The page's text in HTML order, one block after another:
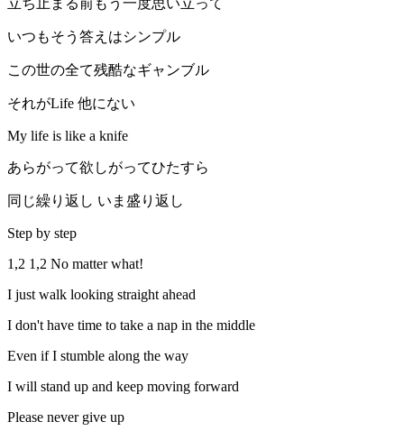
立ち止まる前もう一度思い立って
いつもそう答えはシンプル
この世の全て残酷なギャンブル
それがLife 他にない
My life is like a knife
あらがって欲しがってひたすら
同じ繰り返し いま盛り返し
Step by step
1,2 1,2 No matter what!
I just walk looking straight ahead
I don't have time to take a nap in the middle
Even if I stumble along the way
I will stand up and keep moving forward
Please never give up